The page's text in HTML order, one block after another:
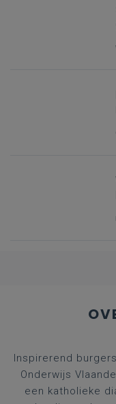
Inspirerend
Onderwijs
een katholieke